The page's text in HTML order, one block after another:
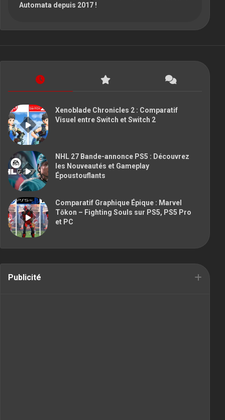
Automata depuis 2017 !
Xenoblade Chronicles 2 : Comparatif
Visuel entre Switch et Switch 2
NHL 27 Bande-annonce PS5 : Découvrez
les Nouveautés et Gameplay
Époustouflants
Comparatif Graphique Épique : Marvel
Tōkon – Fighting Souls sur PS5, PS5 Pro
et PC
Publicité